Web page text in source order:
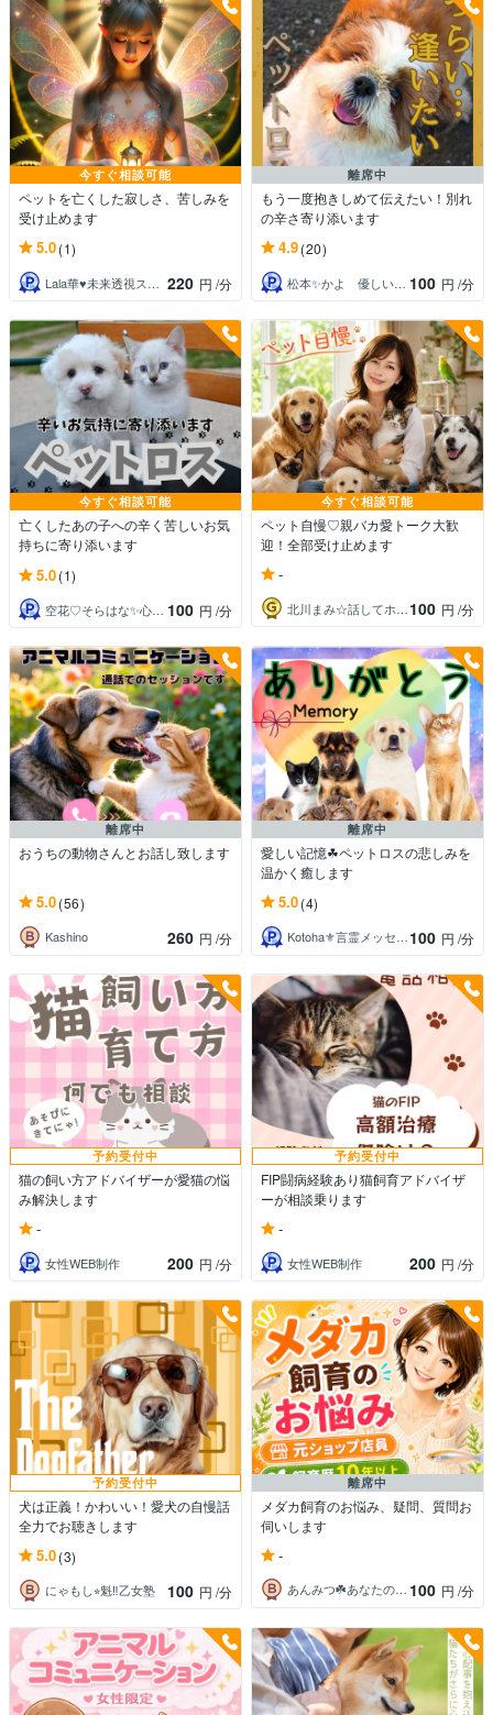
今すぐ相談可能
ペットを亡くした寂しさ、苦しみを
受け止めます
5.0(1)
Lala華♥未来透視スピリチュアル鑑定士 220 円 /分
離席中
もう一度抱きしめて伝えたい！別れ
の辛さ寄り添います
4.9(20)
松本✨かよ 優しい時間 100 円 /分
今すぐ相談可能
亡くしたあの子への辛く苦しいお気
持ちに寄り添います
5.0(1)
空花♡そらはな✨心に寄り添う占い師✨ 100 円 /分
今すぐ相談可能
ペット自慢♡親バカ愛トーク大歓
迎！全部受け止めます
-
北川まみ☆話してホッとroom 100 円 /分
離席中
おうちの動物さんとお話し致します
5.0(56)
Kashino 260 円 /分
離席中
愛しい記憶☘ペットロスの悲しみを
温かく癒します
5.0(4)
Kotoha⚜️言霊メッセンジャー100 円 /分
予約受付中
猫の飼い方アドバイザーが愛猫の悩
み解決します
-
女性WEB制作 200 円 /分
予約受付中
FIP闘病経験あり猫飼育アドバイザ
ーが相談乗ります
-
女性WEB制作 200 円 /分
予約受付中
犬は正義！かわいい！愛犬の自慢話
全力でお聴きします
5.0(3)
にゃもし⭐︎魁‼︎乙女塾 100 円 /分
離席中
メダカ飼育のお悩み、疑問、質問お
伺いします
-
あんみつ☘️あなたの味方 100 円 /分